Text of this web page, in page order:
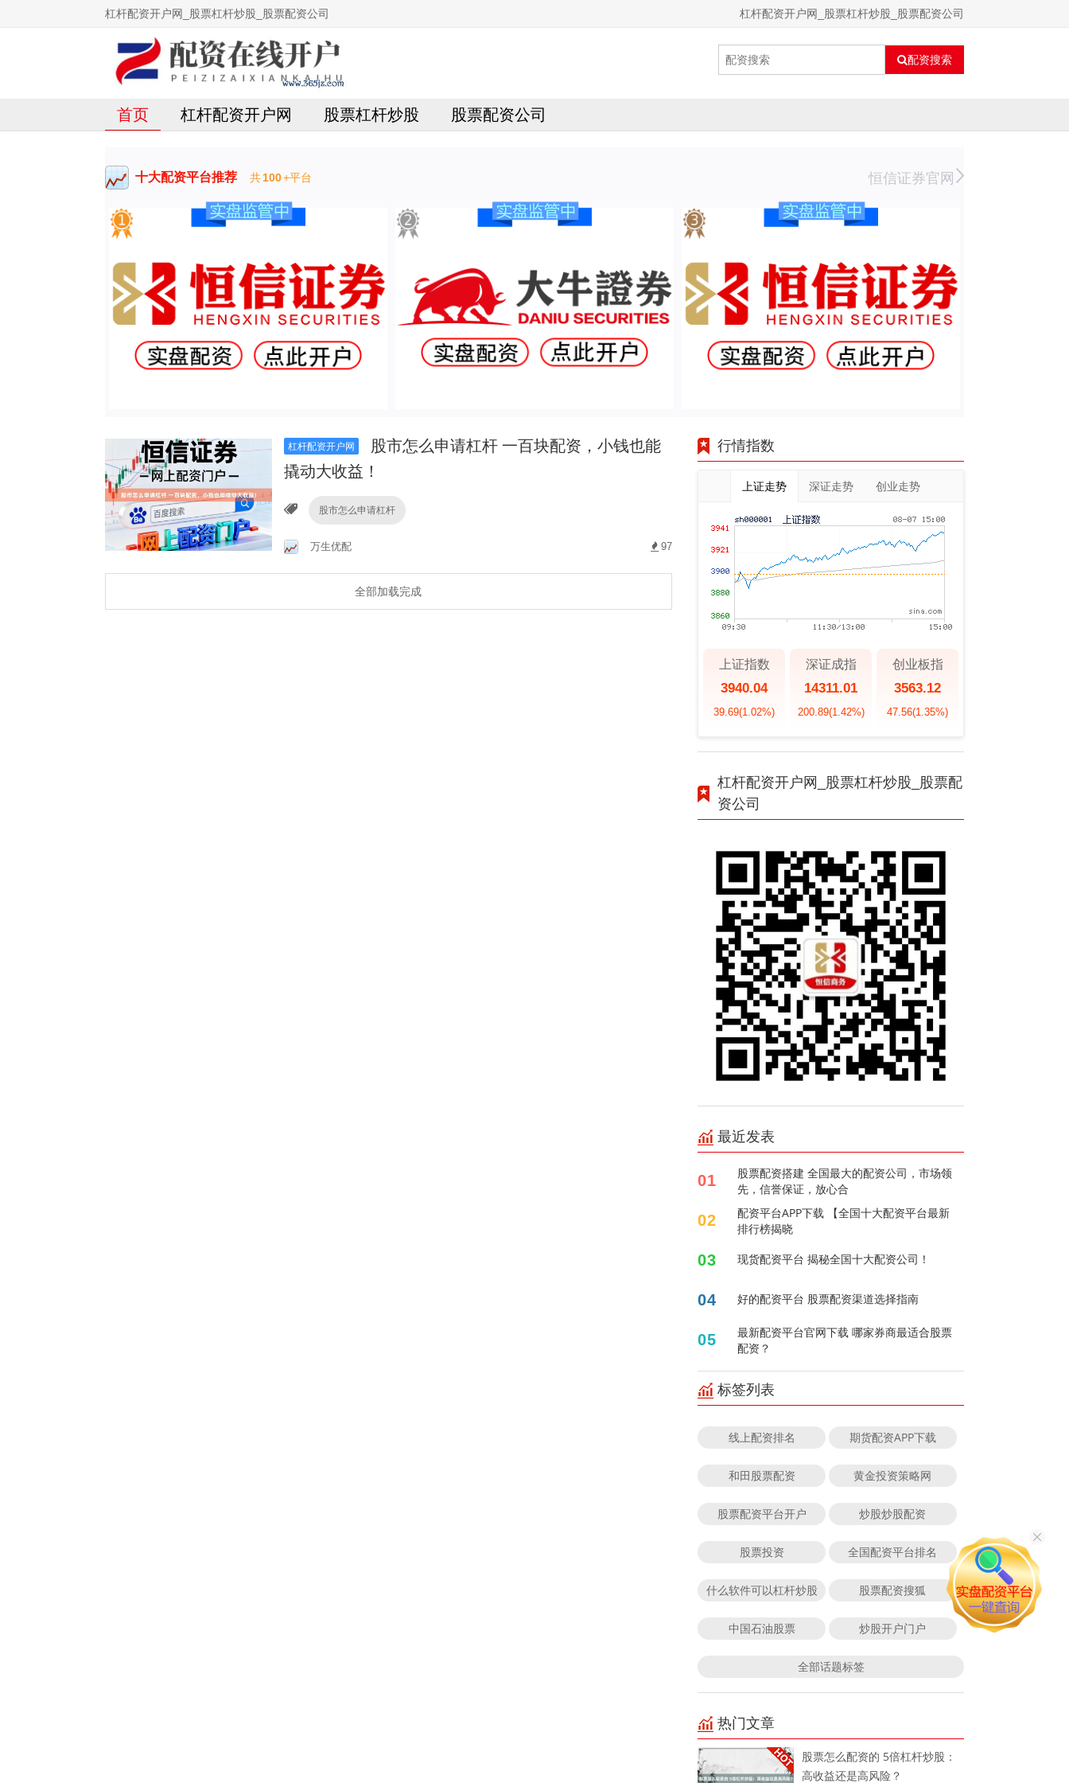
杠杆配资开户网_股票杠杆炒股_股票配资公司 杠杆配资开户网_股票杠杆炒股_股票配资公司
配资搜索
首页 杠杆配资开户网 股票杠杆炒股 股票配资公司
十大配资平台推荐 共100+平台 恒信证券官网
杠杆配资开户网
股市怎么申请杠杆 一百块配资，小钱也能
撬动大收益！
股市怎么申请杠杆
万生优配 97
全部加载完成
行情指数
上证走势 深证走势 创业走势
上证指数
3940.04
39.69(1.02%)
深证成指
14311.01
200.89(1.42%)
创业板指
3563.12
47.56(1.35%)
杠杆配资开户网_股票杠杆炒股_股票配
资公司
最近发表
01
股票配资搭建 全国最大的配资公司，市场领
先，信誉保证，放心合
02
配资平台APP下载 【全国十大配资平台最新
排行榜揭晓
03 现货配资平台 揭秘全国十大配资公司！
04 好的配资平台 股票配资渠道选择指南
05
最新配资平台官网下载 哪家券商最适合股票
配资？
标签列表
线上配资排名 期货配资APP下载
和田股票配资 黄金投资策略网
股票配资平台开户 炒股炒股配资
股票投资 全国配资平台排名
什么软件可以杠杆炒股 股票配资搜狐
中国石油股票 炒股开户门户
全部话题标签
热门文章
股票怎么配资的 5倍杠杆炒股：
高收益还是高风险？